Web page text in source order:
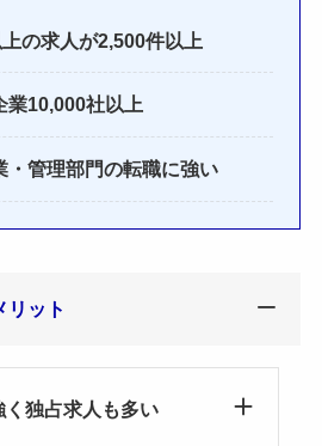
の求人が2,500件以上
業10,000社以上
・管理部門の転職に強い
リット
独占求人も多い